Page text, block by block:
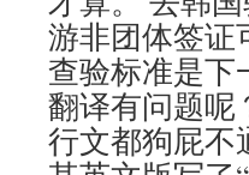
游非团体签证
查验标准是下
翻译有问题呢
行文都狗屁不